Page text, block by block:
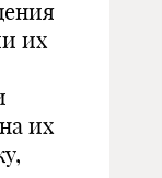
их
их